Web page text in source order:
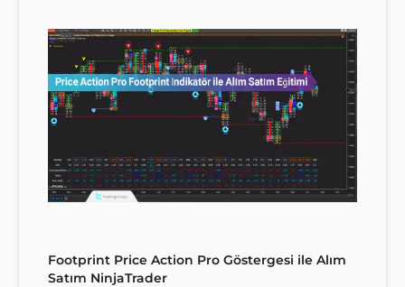
Footprint Price Action Pro Göstergesi ile Alım
Satım NinjaTrader